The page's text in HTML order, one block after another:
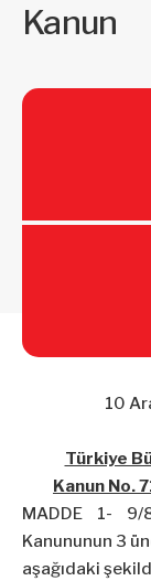
Kanun
10
Türkiye
Kanun No.
MADDE 1-
Kanununun 3
aşağıdaki